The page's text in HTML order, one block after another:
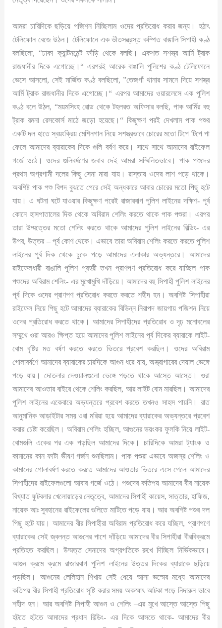
আমরা চারিদিকে ছড়িয়ে পজিশন নিচ্ছিলাম ওদের প্রতিরোধ করার জন্য। হঠাৎ
টেলিফোন বেজে উঠল। টেলিফোনে এক ভীতসন্ত্রস্ত কম্পিত বাঙালি সিপাহী কণ্ঠ
বলছিলো, “ঢাকা ক্যান্টনমেন্ট ফাঁড়ি থেকে বলছি। একশত সশস্ত্র আর্মি ট্রাক
রাজধানীর দিকে এগোচ্ছে।“ এরপরই আরেক বাঙালি পুলিশের কণ্ঠ টেলিফোনে
ভেসে আসলো, সেই মার্জিত কণ্ঠ বলছিলো, ”তেজগাঁ থানার সামনে দিয়ে সশস্ত্র
আর্মি ট্রাক রাজধানীর দিকে এগোচ্ছে।“ এরপর আমাদের ওয়ারলেসে এক পুলিশ
কণ্ঠ বলে উঠল, “ময়মসিংহ রোড থেকে টহলরত অফিসার বলছি, পাক আর্মির বহু
ট্রাক রমনা রেসকোর্স মাঠে জড়ো হয়েছে।“ কিছুক্ষণ পরই দেখলাম পাক পশুর
একটি দল হাতে স্বয়ংক্রিয় মেশিনগান নিয়ে সশস্ত্রভাবে চোরের মতো টিপে টিপে পা
ফেলে আমাদের ব্যারাকের দিকে গুলি বর্ষণ করে। সাথে সাথে আমাদের রাইফেল
গর্জে ওঠে। ওদের গুলিবর্ষণের জবাব দেই আমরা সম্মিলিতভাবে। পাক পশুদের
প্রথম অগ্রগামী দলের কিছু সেনা মারা যায়। রাস্তায় ওদের লাশ পড়ে থাকে।
অবশিষ্ট পাক পশু বিপদ বুঝতে পেরে সেই অন্ধকারে আবার চোরের মতো পিছু হটে
যায়। এ ঘটনা ঘটে যাওয়ার কিছুক্ষণ পরেই রাজারবাগ পুলিশ লাইনের দক্ষিণ- পূর্ব
কোনে হাসপাতালের দিক থেকে অবিরাম শেলিং করতে থাকে পাক পশুরা। এরপর
তারা উম্মত্তের মতো শেলিং করতে থাকে আমাদের পুলিশ লাইনের বিল্ডিং- এর
উপর, উত্তর – পূর্ব কোণ থেকে। এভাবে তারা অবিরাম শেলিং করতে করতে পুলিশ
লাইনের পূর্ব দিক থেকে ঢুকে পড়ে আমাদের এলাকার অভ্যন্তরে। আমাদের
রাইফেলধারী বাঙালি পুলিশ প্রহরী তখন প্রাণপণ প্রতিরোধ করে যাচ্ছিল পাক
পশুদের অবিরাম শেলিং- এর মুখোমুখি দাঁড়িয়ে। আমাদের বহু সিপাহী পুলিশ লাইনের
পূর্ব দিকে ওদের প্রাণপণ প্রতিরোধ করতে করতে শহীদ হন। অবশিষ্ট সিপাহীরা
রাইফেল নিয়ে পিছু হটে আমাদের ব্যারাকের বিভিন্ন নিরাপদ জায়গায় পজিশন নিয়ে
ওদের প্রতিরোধ করতে থাকে। আমাদের সিপাহীদের প্রতিরোধ ও দৃঢ় মনোবলের
সম্মুখে ওরা আরও ক্ষিপ্ত হয়ে আমাদের পুলিশ লাইনের পূর্ব দিকের ব্যারাকে লাইট-
বোম বৃষ্টির মত বর্ষণ করতে করতে ভিতরে প্রবেশ করছিল। ওদের অবিরাম
গোলাবর্ষণে আমাদের ব্যারাকের চারদিকে আগুন ধরে যায়, অস্ত্রাগারের দেয়াল ভেঙ্গে
পড়ে যায়। দোতলার দেওয়ালগুলো ভেঙ্গে পড়তে থাকে আস্তে আস্তে। ওরা
আমাদের আওতার বাইরে থেকে শেলিং করছিল, আর লাইট বোম মারছিল। আমাদের
পুলিশ লাইনের একেবারে অভ্যন্তরে প্রবেশ করতে তখনও সাহস পায়নি। রাত
আনুমানিক আড়াইটার সময় ওরা মরিয়া হয়ে আমাদের ব্যারাকের অভ্যন্তরে প্রবেশ
করার চেষ্টা করেছিল। অবিরাম শেলিং হচ্ছিল, আগুনের ভয়ংকর ফুলকি নিয়ে লাইট-
বোমগুলি একের পর এক পড়ছিল আমাদের দিকে। চারিদিকে আমরা ট্যাংক ও
কামানের কান ফাটা ভীষণ গর্জন শুনছিলাম। পাক পশুরা এভাবে অজস্র শেলিং ও
কামানের গোলাবর্ষণ করতে করতে আমাদের আওতার ভিতরে এসে গেলে আমাদের
সিপাহীদের রাইফেলগুলো আবার গর্জে ওঠে। পশুদের কতিপয় আমাদের বীর নায়েক
বিখ্যাত ফুটবলার খেলোয়াড়ের নেতৃত্বে, আমাদের সিপাহী কায়েস, সাত্তার, হাফিজ,
নায়েক আঃ সুবহানের রাইফেলের গুলিতে মাটিতে পড়ে যায়। আর অবশিষ্ট পশুর দল
পিছু হটে যায়। আমাদের বীর সিপাহীরা অবিরাম প্রতিরোধ করে যচ্ছিল, প্রাণপণে
ব্যারাকের সেই জ্বলন্ত আগুনের পাশে দাঁড়িয়ে আমাদের বীর সিপাহীরা বীরবিক্রমে
প্রতিহত করছিল। উম্মত্ত সেনাদের অগ্রগতিকে রুখে দিচ্ছিল নির্ভিকভাবে।
আগুন ক্রমে ক্রমে রাজারবাগ পুলিশ লাইনের উত্তর দিকের ব্যারাকে ছড়িয়ে
পড়ছিল। আগুনের লেলিহান শিখায় সেই ধেয়ে আসা ভস্মের মধ্যে আমাদের
কতিপয় বীর সিপাহী প্রতিরোধ সৃষ্টি করার সময় অকস্মাৎ আটকা পড়ে নিদারুন ভাবে
শহীদ হন। আর অবশিষ্ট সিপাহী আগুন ও শেলিং –এর মুখে আস্তে আস্তে পিছু
হটতে হটতে আমাদের প্রধান বিল্ডিং- এর দিকে আসতে থাকে- আমাদের বীর